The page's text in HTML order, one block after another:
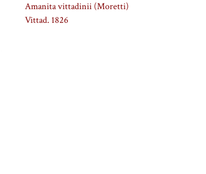
Amanita vittadinii (Moretti)
Vittad. 1826